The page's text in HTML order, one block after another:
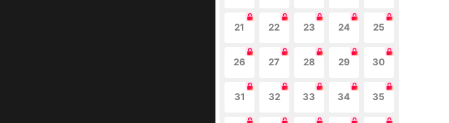
21 22 23 24 25
26 27 28 29 30
31 32 33 34 35